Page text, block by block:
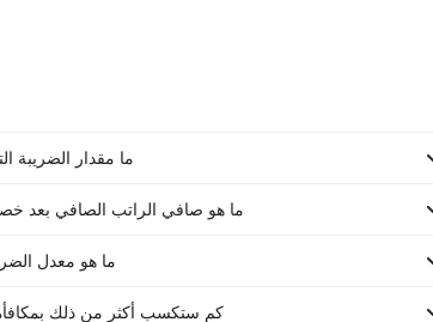
ما مقدار الضريبة التي
ما هو صافي الراتب الصافي بعد خصم الضرائب لـ
ما هو معدل الضريبة
كم ستكسب أكثر من ذلك بمكافأة د.ك.1000 على راتب د.ك.‏١٠٠٬٩٢٠